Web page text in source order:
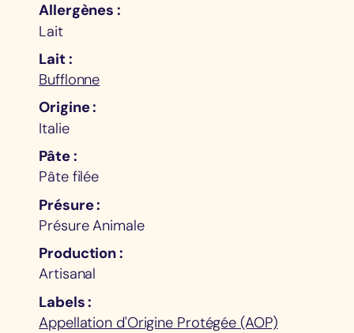
Allergènes
Lait
Lait
Bufflonne
Origine
Italie
Pâte
Pâte filée
Présure
Présure Animale
Production
Artisanal
Labels
Appellation d'Origine Protégée (AOP)